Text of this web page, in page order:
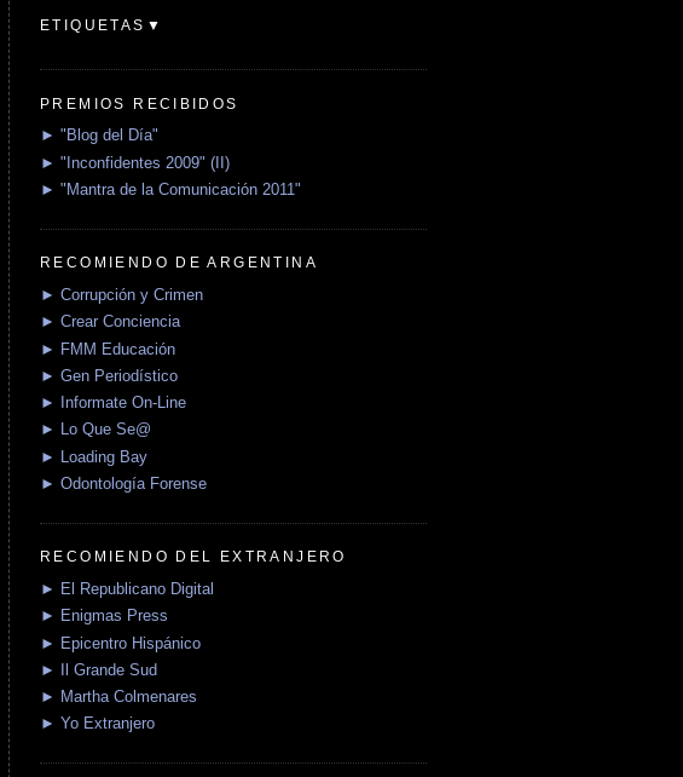
ETIQUETAS▼
PREMIOS RECIBIDOS
► "Blog del Día"
► "Inconfidentes 2009" (II)
► "Mantra de la Comunicación 2011"
RECOMIENDO DE ARGENTINA
► Corrupción y Crimen
► Crear Conciencia
► FMM Educación
► Gen Periodístico
► Informate On-Line
► Lo Que Se@
► Loading Bay
► Odontología Forense
RECOMIENDO DEL EXTRANJERO
► El Republicano Digital
► Enigmas Press
► Epicentro Hispánico
► Il Grande Sud
► Martha Colmenares
► Yo Extranjero